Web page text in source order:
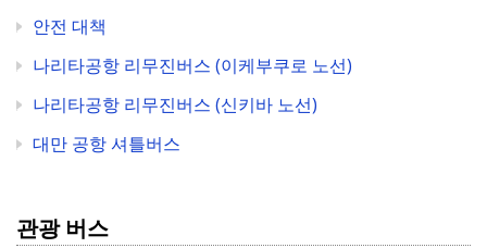
안전 대책
나리타공항 리무진버스 (이케부쿠로 노선)
나리타공항 리무진버스 (신키바 노선)
대만 공항 셔틀버스
관광 버스